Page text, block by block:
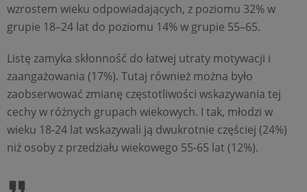
wzrostem wieku odpowiadających, z poziomu 32% w
grupie 18–24 lat do poziomu 14% w grupie 55–65.
Listę zamyka skłonność do łatwej utraty motywacji i
zaangażowania (17%). Tutaj również można było
zaobserwować zmianę częstotliwości wskazywania tej
cechy w różnych grupach wiekowych. I tak, młodzi w
wieku 18-24 lat wskazywali ją dwukrotnie częściej (24%)
niż osoby z przedziału wiekowego 55-65 lat (12%).